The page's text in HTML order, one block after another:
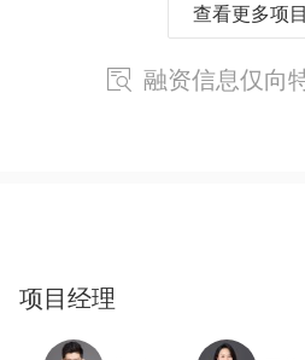
查看更多项
融资信息仅向
项目经理